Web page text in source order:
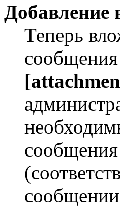
Добавление
Теперь